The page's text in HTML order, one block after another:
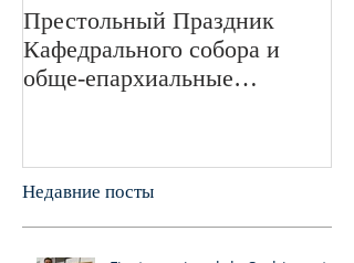
Престольный Праздник
Кафедрального собора и
обще-епархиальные
Недавние посты